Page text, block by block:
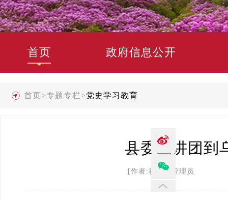
首页 政府信息公开
首页>专题专栏>党史学习教育
县委宣讲团到
[作者:禄劝县管理员 发